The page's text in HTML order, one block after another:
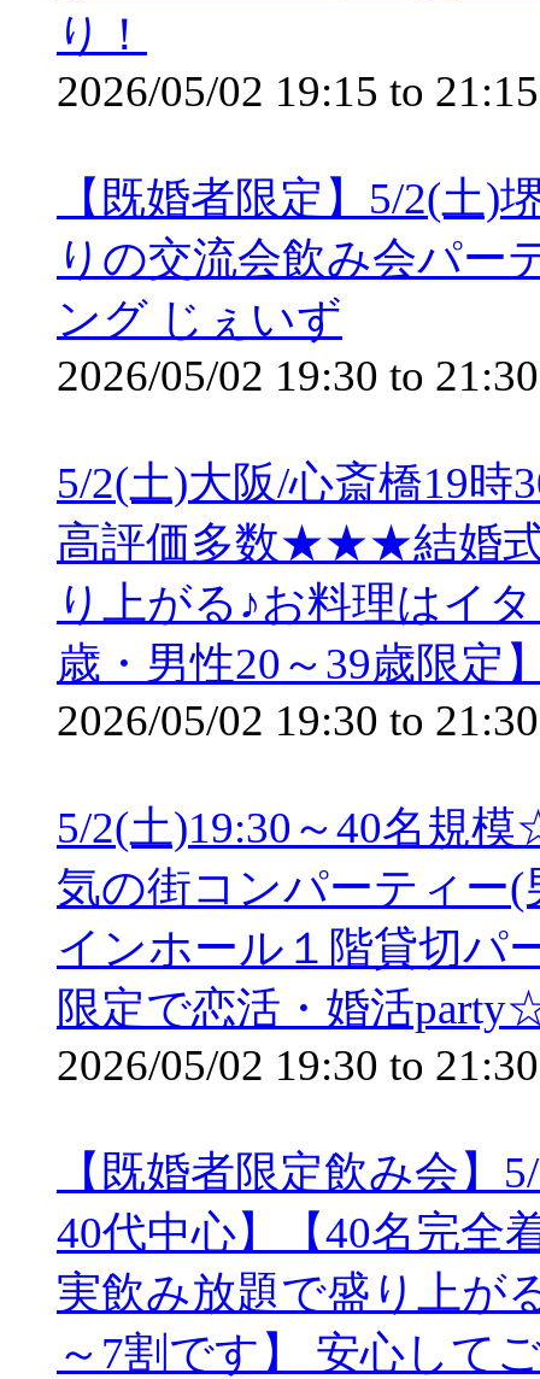
り！
2026/05/02 19:15 to 21:15
【既婚者限定】5/2(土)
りの交流会飲み会パー
ング じぇいず
2026/05/02 19:30 to 21:30
5/2(土)大阪/心斎橋19
高評価多数★★★結婚
り上がる♪お料理はイ
歳・男性20～39歳限定
2026/05/02 19:30 to 21:30
5/2(土)19:30～40名規
気の街コンパーティー(
インホール１階貸切パ
限定で恋活・婚活
2026/05/02 19:30 to 21:30
【既婚者限定飲み会】
40代中心】【40名完全
実飲み放題で盛り上が
～7割です】 安心して